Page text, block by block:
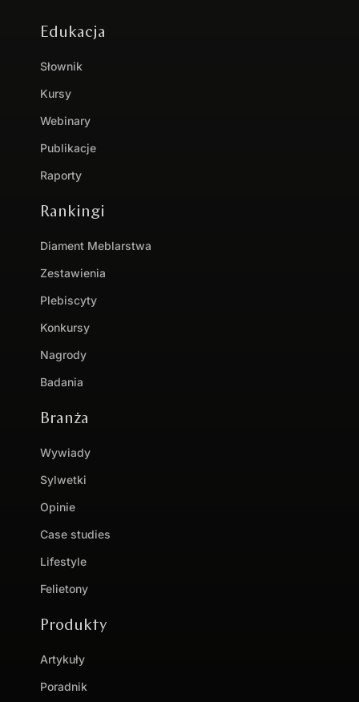
Edukacja
Słownik
Kursy
Webinary
Publikacje
Raporty
Rankingi
Diament Meblarstwa
Zestawienia
Plebiscyty
Konkursy
Nagrody
Badania
Branża
Wywiady
Sylwetki
Opinie
Case studies
Lifestyle
Felietony
Produkty
Artykuły
Poradnik